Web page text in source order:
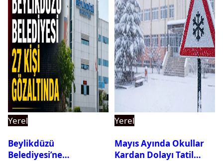
Yerel
Beylikdüzü
Belediyesi’ne
Yerel
Mayıs Ayında Okullar
Kardan Dolayı Tatil